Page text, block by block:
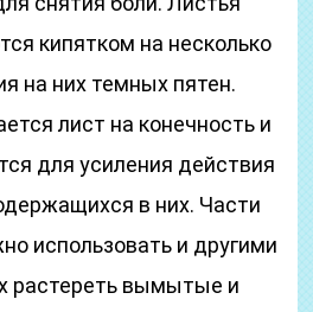
кипятком на несколько
на них темных пятен.
лист на конечность и
для усиления действия
в них. Части
использовать и другими
растереть вымытые и